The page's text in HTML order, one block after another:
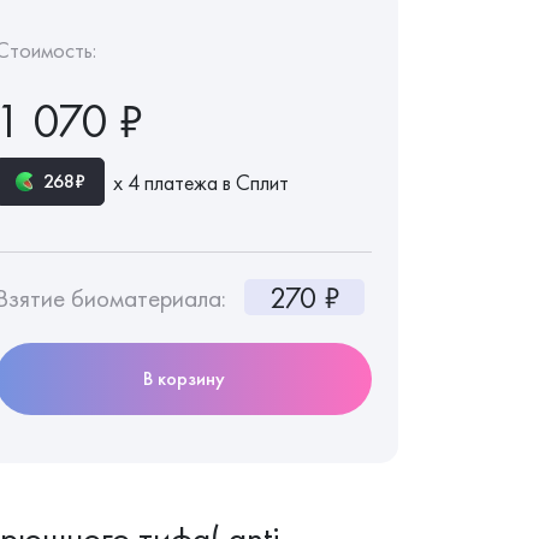
1 070 ₽
268₽ х 4 платежа в Сплит
биоматериала: 270 ₽
В корзину